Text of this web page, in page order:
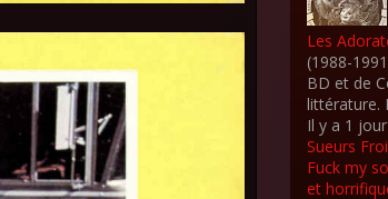
Les
(1988-
BD et de
littérature.
Il y a 1 jour
Sueurs
Fuck my
et